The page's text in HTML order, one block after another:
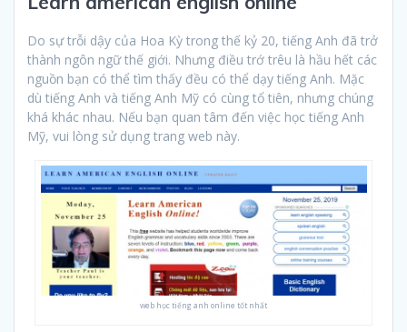
Do sự trỗi dậy của Hoa Kỳ trong thế kỷ 20, tiếng Anh đã trở
thành ngôn ngữ thế giới. Nhưng điều trớ trêu là hầu hết các
nguồn bạn có thể tìm thấy đều có thể dạy tiếng Anh. Mặc
dù tiếng Anh và tiếng Anh Mỹ có cùng tổ tiên, nhưng chúng
khá khác nhau. Nếu bạn quan tâm đến việc học tiếng Anh
Mỹ, vui lòng sử dụng trang web này.
web học tiếng anh online tốt nhất